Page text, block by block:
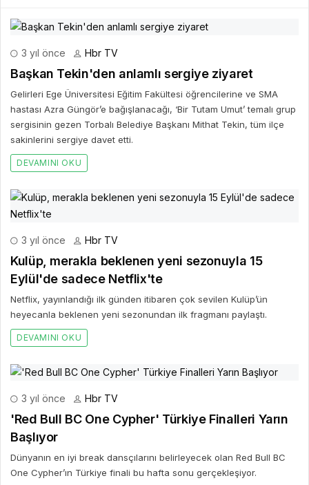
3 yıl önce Hbr TV
Başkan Tekin'den anlamlı sergiye ziyaret
Gelirleri Ege Üniversitesi Eğitim Fakültesi öğrencilerine ve SMA
hastası Azra Güngör’e bağışlanacağı, ‘Bir Tutam Umut’ temalı grup
sergisinin gezen Torbalı Belediye Başkanı Mithat Tekin, tüm ilçe
sakinlerini sergiye davet etti.
DEVAMINI OKU
3 yıl önce Hbr TV
Kulüp, merakla beklenen yeni sezonuyla 15
Eylül'de sadece Netflix'te
Netflix, yayınlandığı ilk günden itibaren çok sevilen Kulüp’ün
heyecanla beklenen yeni sezonundan ilk fragmanı paylaştı.
DEVAMINI OKU
3 yıl önce Hbr TV
'Red Bull BC One Cypher' Türkiye Finalleri Yarın
Başlıyor
Dünyanın en iyi break dansçılarını belirleyecek olan Red Bull BC
One Cypher’ın Türkiye finali bu hafta sonu gerçekleşiyor.